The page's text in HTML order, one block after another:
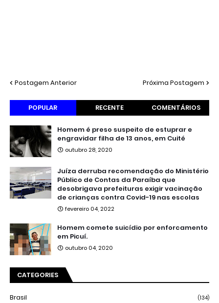
Postagem Anterior Próxima Postagem
POPULAR RECENTE COMENTÁRIOS
Homem é preso suspeito de estuprar e
engravidar filha de 13 anos, em Cuité
outubro 28, 2020
Juíza derruba recomendação do Ministério
Público de Contas da Paraíba que
desobrigava prefeituras exigir vacinação
de crianças contra Covid-19 nas escolas
fevereiro 04, 2022
Homem comete suicídio por enforcamento
em Picuí.
outubro 04, 2020
CATEGORIES
Brasil (134)